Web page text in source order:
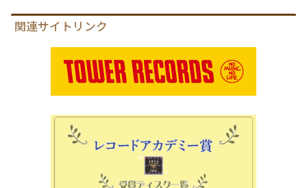
関連サイトリンク